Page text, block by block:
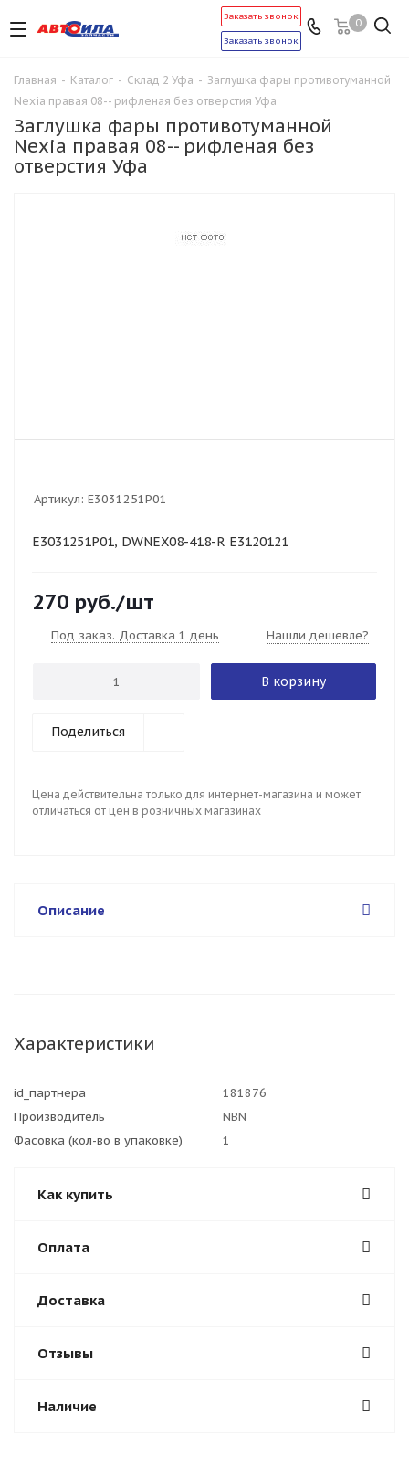
0
Заказать звонок
Заказать звонок
Главная - Каталог - Склад 2 Уфа - Заглушка фары противотуманной
Nexia правая 08-- рифленая без отверстия Уфа
Заглушка фары противотуманной
Nexia правая 08-- рифленая без
отверстия Уфа
Артикул: E3031251P01
E3031251P01, DWNEX08-418-R E3120121
270 руб./шт
Под заказ. Доставка 1 день Нашли дешевле?
В корзину
Поделиться
Цена действительна только для интернет-магазина и может
отличаться от цен в розничных магазинах
Описание
Характеристики
id_партнера
181876
Производитель
NBN
Фасовка (кол-во в упаковке)
1
Как купить
Оплата
Доставка
Отзывы
Наличие